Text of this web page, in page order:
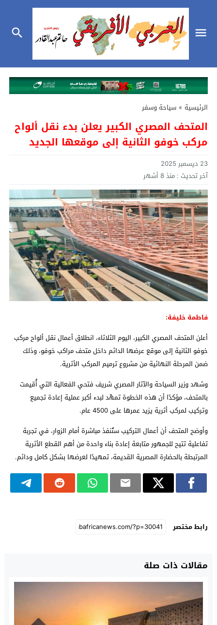
الرئيسية » سياحة وسفر
المتحف المصري الكبير يعلن بدء نقل ألواح
مركب خوفو الثانية إلى موقعها الجديد
23 ديسمبر 2025
آخر تحديث : منذ 8 أشهر
فاطمة خليفة:
أعلن المتحف المصري الكبير، اليوم الثلاثاء، انطلاق أعمال نقل ألواح مركب
خوفو الثانية إلى موقع عرضها الدائم داخل متحف مراكب خوفو، وذلك
ضمن المرحلة النهائية من مشروع ترميم المركب الأثرية.
وشهد وزير السياحة والآثار المصري شريف فتحي الفعالية التي أُقيمت
بالمتحف، مؤكدًا أن هذه الخطوة تمهّد لبدء أكبر عملية إعادة تجميع
وتركيب لمركب أثرية يزيد عمرها على 4500 عام.
وأوضح المتحف أن أعمال التركيب ستُنفذ مباشرة أمام الزوار، في تجربة
تفاعلية تتيح للجمهور متابعة إعادة بناء واحدة من أهم القطع الأثرية
المرتبطة بالحضارة المصرية القديمة، تمهيدًا لعرضها بشكل كامل ودائم.
رابط مختصر
مقالات ذات صلة